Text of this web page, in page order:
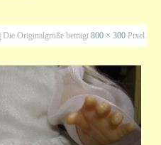
Die Originalgröße beträgt800 × 300 Pixel